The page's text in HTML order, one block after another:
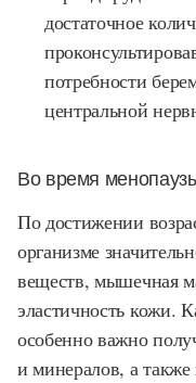
достаточное
потребности
центральной
Во время
По достижении
организме
веществ, мышечная
эластичность кожи.
особенно важно
и минералов, а